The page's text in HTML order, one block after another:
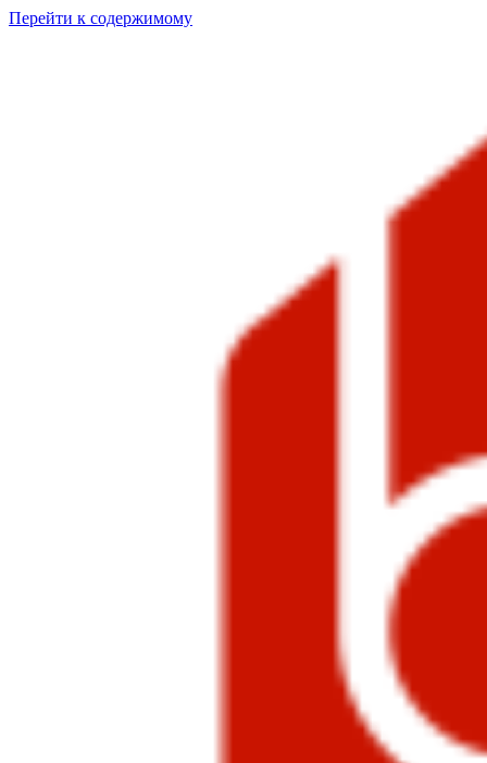
Перейти к содержимому